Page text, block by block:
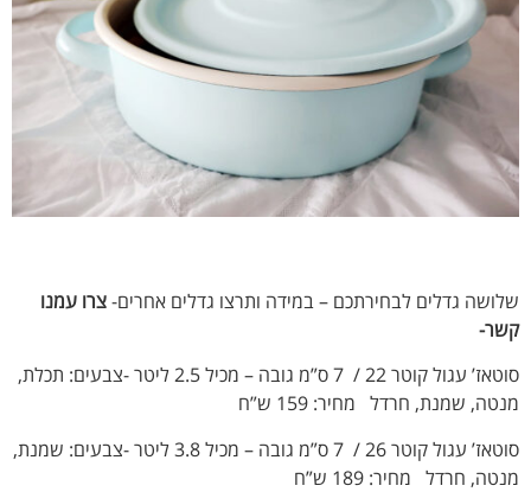
גדלים לבחירתכם – במידה ותרצו גדלים אחרים-צרו עמנו
סוטאז’ עגול קוטר 22 / 7 ס”מ גובה – מכיל 2.5 ליטר -צבעים: תכלת,
שמנת, חרדל מחיר: 159 ש”ח
סוטאז’ עגול קוטר 26 / 7 ס”מ גובה – מכיל 3.8 ליטר -צבעים: שמנת,
חרדל מחיר: 189 ש”ח